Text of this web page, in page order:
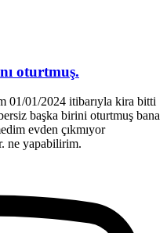
oturtmuş.
01/01/2024 itibarıyla kira bitti
başka birini oturtmuş bana
evden çıkmıyor
ne yapabilirim.